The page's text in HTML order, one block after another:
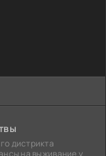
дистрикта
на выживание у